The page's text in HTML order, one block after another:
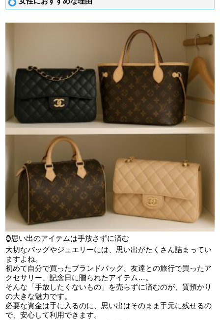
⌚思い出のアイテムは手放さずに済む
大切なバッグやジュエリーには、思い出がたくさん詰まってい
ますよね。
初めて自分で買ったブランドバッグ、友達との旅行で買ったア
クセサリー、記念日に贈られたアイテム…。
そんな「手放したくないもの」を売らずに済むのが、質預かり
の大きな魅力です。
必要な資金は手に入るのに、思い出はそのまま手元に残せるの
で、安心して利用できます。